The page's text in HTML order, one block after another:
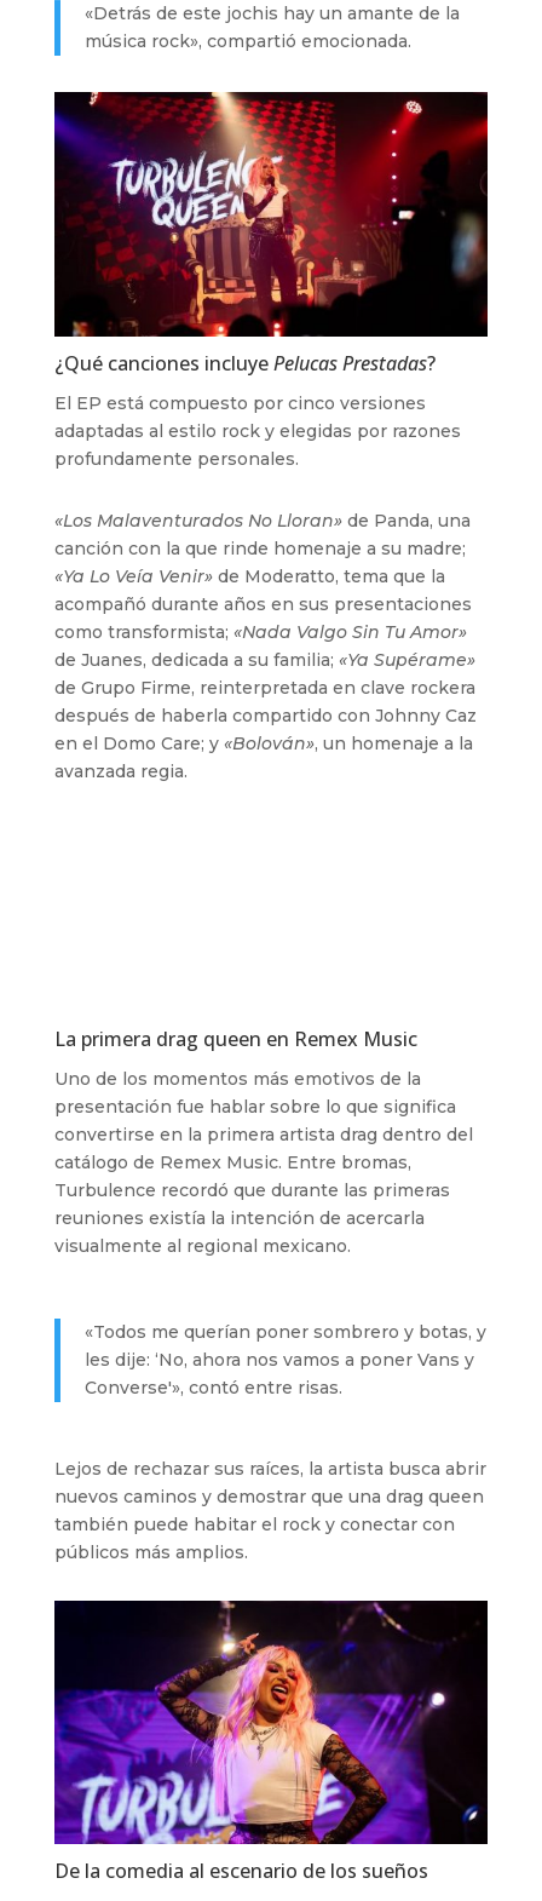
«Detrás de este jochis hay un amante de la
música rock», compartió emocionada.
¿Qué canciones incluyePelucas Prestadas?
El EP está compuesto por cinco versiones
adaptadas al estilo rock y elegidas por razones
profundamente personales.
«Los Malaventurados No Lloran»de Panda, una
canción con la que rinde homenaje a su madre;
«Ya Lo Veía Venir»de Moderatto, tema que la
acompañó durante años en sus presentaciones
como transformista; «Nada Valgo Sin Tu Amor»
de Juanes, dedicada a su familia; «Ya Supérame»
de Grupo Firme, reinterpretada en clave rockera
después de haberla compartido con Johnny Caz
en el Domo Care; y «Bolován», un homenaje a la
avanzada regia.
La primera drag queen en Remex Music
Uno de los momentos más emotivos de la
presentación fue hablar sobre lo que significa
convertirse en la primera artista drag dentro del
catálogo de Remex Music. Entre bromas,
Turbulence recordó que durante las primeras
reuniones existía la intención de acercarla
visualmente al regional mexicano.
«Todos me querían poner sombrero y botas, y
les dije: ‘No, ahora nos vamos a poner Vans y
Converse'», contó entre risas.
Lejos de rechazar sus raíces, la artista busca abrir
nuevos caminos y demostrar que una drag queen
también puede habitar el rock y conectar con
públicos más amplios.
De la comedia al escenario de los sueños